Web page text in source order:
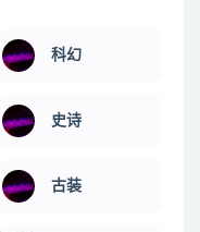
科幻
史诗
古装